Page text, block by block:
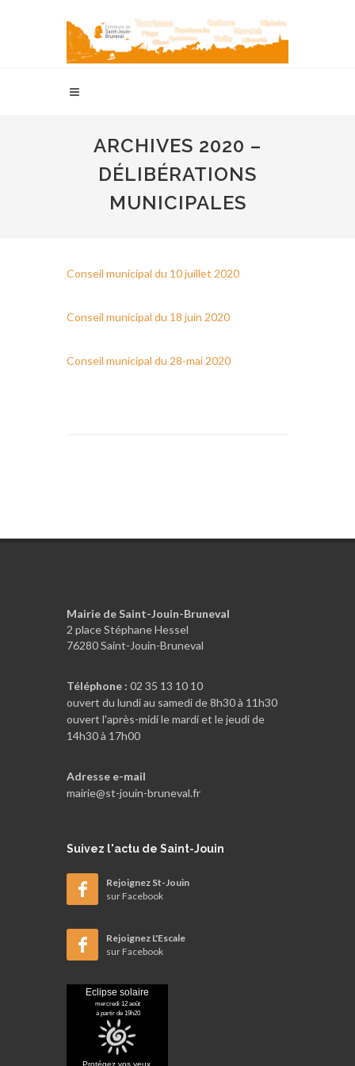
ARCHIVES 2020 –
DÉLIBÉRATIONS
MUNICIPALES
Conseil municipal du 10 juillet 2020
Conseil municipal du 18 juin 2020
Conseil municipal du 28-mai 2020
Mairie de Saint-Jouin-Bruneval
2 place Stéphane Hessel
76280 Saint-Jouin-Bruneval
Téléphone : 02 35 13 10 10
ouvert du lundi au samedi de 8h30 à 11h30
ouvert l'après-midi le mardi et le jeudi de
14h30 à 17h00
Adresse e-mail
mairie@st-jouin-bruneval.fr
Suivez l'actu de Saint-Jouin
Rejoignez St-Jouin
sur Facebook
Rejoignez L'Escale
sur Facebook